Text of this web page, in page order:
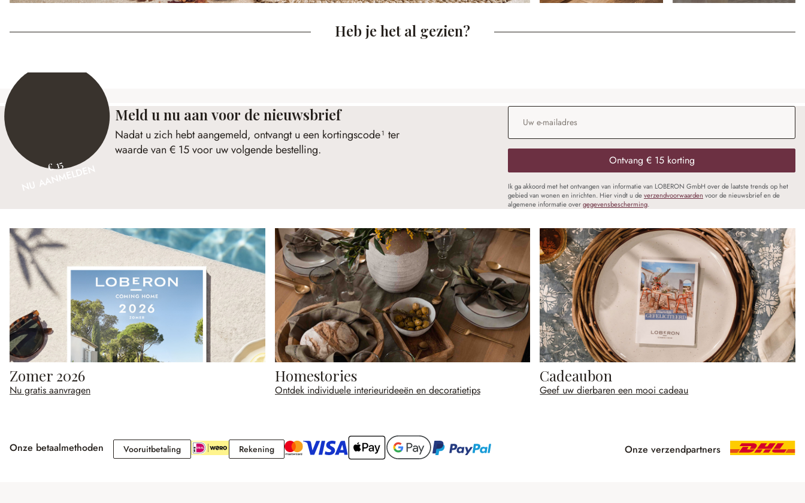
Heb je het al gezien?
€ 15
NU AANMELDEN
Meld u nu aan voor de nieuwsbrief
Nadat u zich hebt aangemeld, ontvangt u een kortingscode¹ ter
waarde van € 15 voor uw volgende bestelling.
E-mailadres
Ontvang € 15 korting
Ik ga akkoord met het ontvangen van informatie van LOBERON GmbH over de laatste trends op het
gebied van wonen en inrichten. Hier vindt u deverzendvoorwaarden voor de nieuwsbrief en de
algemene informatie overgegevensbescherming.
Zomer 2026
Nu gratis aanvragen
Homestories
Ontdek individuele interieurideeën en decoratietips
Cadeaubon
Geef uw dierbaren een mooi cadeau
Onze betaalmethoden VooruitbetalingVooruitbetaling RekeningRekening Onze verzendpartners